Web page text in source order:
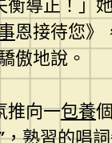
衡導正！」
恩接待您》
傲地說。
推向一包養